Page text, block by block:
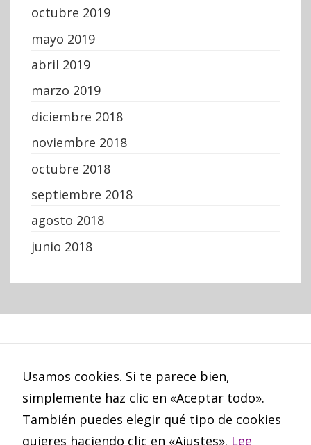
octubre 2019
mayo 2019
abril 2019
marzo 2019
diciembre 2018
noviembre 2018
octubre 2018
septiembre 2018
agosto 2018
junio 2018
Política de Cookies
Usamos cookies. Si te parece bien,
simplemente haz clic en «Aceptar todo».
También puedes elegir qué tipo de cookies
quieres haciendo clic en «Ajustes». Lee